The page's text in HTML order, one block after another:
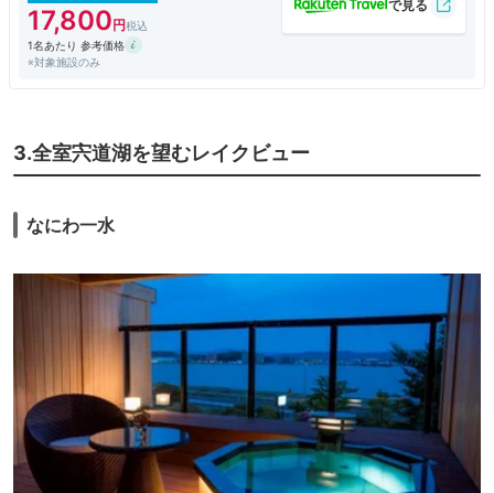
17,800
1名あたり 参考価格
※対象施設のみ
3.全室宍道湖を望むレイクビュー
なにわ一水